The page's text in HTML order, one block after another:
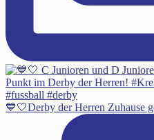
💙🤍Derby der Herren Zuhause